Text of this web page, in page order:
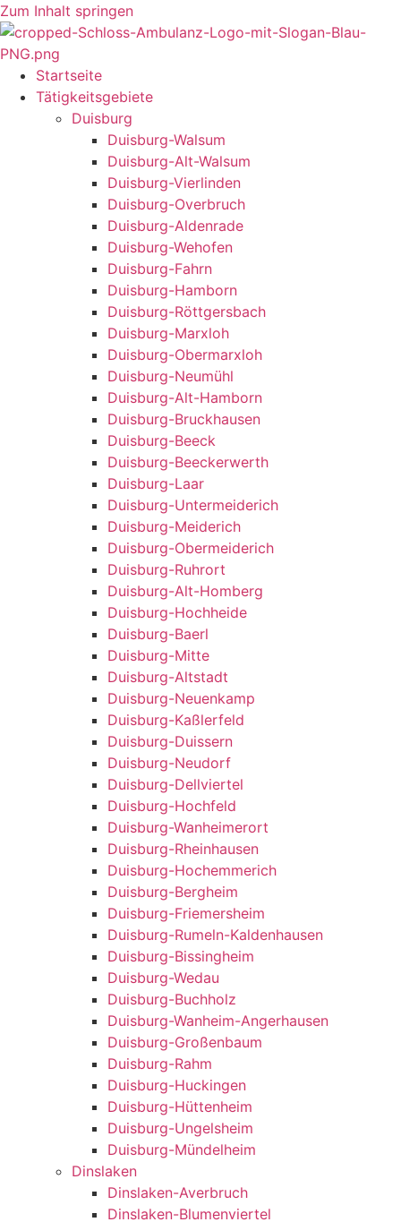
Zum Inhalt springen
Startseite
Tätigkeitsgebiete
Duisburg
Duisburg-Walsum
Duisburg-Alt-Walsum
Duisburg-Vierlinden
Duisburg-Overbruch
Duisburg-Aldenrade
Duisburg-Wehofen
Duisburg-Fahrn
Duisburg-Hamborn
Duisburg-Röttgersbach
Duisburg-Marxloh
Duisburg-Obermarxloh
Duisburg-Neumühl
Duisburg-Alt-Hamborn
Duisburg-Bruckhausen
Duisburg-Beeck
Duisburg-Beeckerwerth
Duisburg-Laar
Duisburg-Untermeiderich
Duisburg-Meiderich
Duisburg-Obermeiderich
Duisburg-Ruhrort
Duisburg-Alt-Homberg
Duisburg-Hochheide
Duisburg-Baerl
Duisburg-Mitte
Duisburg-Altstadt
Duisburg-Neuenkamp
Duisburg-Kaßlerfeld
Duisburg-Duissern
Duisburg-Neudorf
Duisburg-Dellviertel
Duisburg-Hochfeld
Duisburg-Wanheimerort
Duisburg-Rheinhausen
Duisburg-Hochemmerich
Duisburg-Bergheim
Duisburg-Friemersheim
Duisburg-Rumeln-Kaldenhausen
Duisburg-Bissingheim
Duisburg-Wedau
Duisburg-Buchholz
Duisburg-Wanheim-Angerhausen
Duisburg-Großenbaum
Duisburg-Rahm
Duisburg-Huckingen
Duisburg-Hüttenheim
Duisburg-Ungelsheim
Duisburg-Mündelheim
Dinslaken
Dinslaken-Averbruch
Dinslaken-Blumenviertel